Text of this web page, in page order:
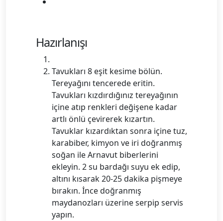
Hazırlanışı
Tavukları 8 eşit kesime bölün.
Tereyağını tencerede eritin.
Tavukları kızdırdığınız tereyağının
içine atıp renkleri değişene kadar
artlı önlü çevirerek kızartın.
Tavuklar kızardıktan sonra içine tuz,
karabiber, kimyon ve iri doğranmış
soğan ile Arnavut biberlerini
ekleyin. 2 su bardağı suyu ek edip,
altını kısarak 20-25 dakika pişmeye
bırakın. İnce doğranmış
maydanozları üzerine serpip servis
yapın.